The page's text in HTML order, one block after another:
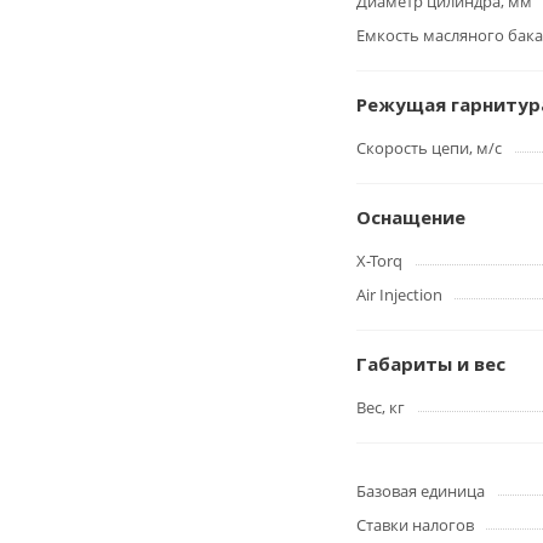
Емкость масляного
Режущая
Скорость цепи, м/с
Оснащение
X-Torq
Air Injection
Габариты и вес
Вес, кг
Базовая единица
Ставки налогов